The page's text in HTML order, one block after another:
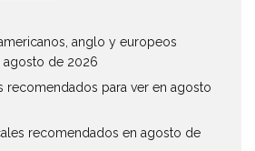
anglo y europeos
agosto de 2026
para ver en agosto
recomendados en agosto de